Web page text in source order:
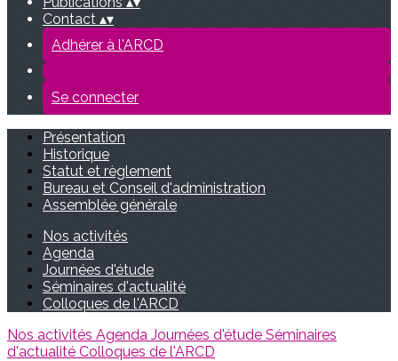
Contact ▴▾
Adhérer à l'ARCD
Se connecter
Présentation
Historique
Statut et règlement
Bureau et Conseil d'administration
Assemblée générale
Nos activités
Agenda
Journées d'étude
Séminaires d'actualité
Colloques de l'ARCD
Nos activités Agenda Journées d'étude Séminaires
d'actualité Colloques de l'ARCD